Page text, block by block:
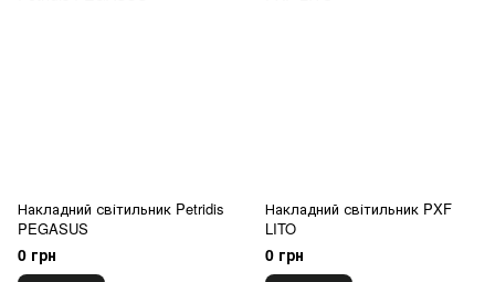
Накладний світильник Petridis
PEGASUS
0 грн
Накладний світильник PXF
LITO
0 грн